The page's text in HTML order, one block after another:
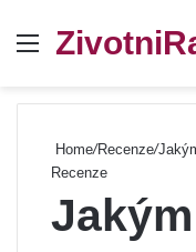
Menu
Home/Recenze/
Recenze